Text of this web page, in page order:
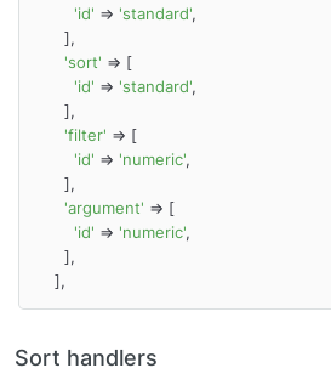
'id' => 'standard',
'sort' => [
'id' => 'standard',
'filter' => [
'id' => 'numeric',
'argument' => [
'id' => 'numeric',
    ],
Sort handlers